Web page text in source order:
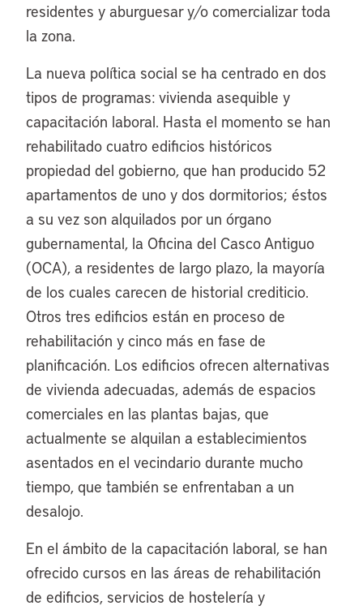
residentes y aburguesar y/o comercializar toda
la zona.
La nueva política social se ha centrado en dos
tipos de programas: vivienda asequible y
capacitación laboral. Hasta el momento se han
rehabilitado cuatro edificios históricos
propiedad del gobierno, que han producido 52
apartamentos de uno y dos dormitorios; éstos
a su vez son alquilados por un órgano
gubernamental, la Oficina del Casco Antiguo
(OCA), a residentes de largo plazo, la mayoría
de los cuales carecen de historial crediticio.
Otros tres edificios están en proceso de
rehabilitación y cinco más en fase de
planificación. Los edificios ofrecen alternativas
de vivienda adecuadas, además de espacios
comerciales en las plantas bajas, que
actualmente se alquilan a establecimientos
asentados en el vecindario durante mucho
tiempo, que también se enfrentaban a un
desalojo.
En el ámbito de la capacitación laboral, se han
ofrecido cursos en las áreas de rehabilitación
de edificios, servicios de hostelería y